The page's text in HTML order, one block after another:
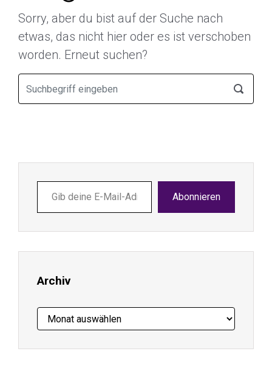
Sorry, aber du bist auf der Suche nach
etwas, das nicht hier oder es ist verschoben
worden. Erneut suchen?
deine
E-
ein ...
Abonnieren
Archiv
Archiv